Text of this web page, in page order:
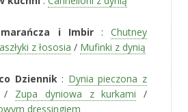
i Imbir:Chutney
z łososia / Mufinki z dynią
Dziennik: Dynia pieczona z
/ Zupa dyniowa z kurkami /
dressingiem